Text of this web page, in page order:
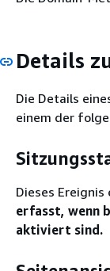
Details
Die Details
einem der
Dieses
erfasst, wenn
aktiviert sind.